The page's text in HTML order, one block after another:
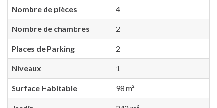
Nombre de pièces 4
Nombre de chambres 2
Places de Parking 2
Niveaux 1
Surface Habitable 98 m²